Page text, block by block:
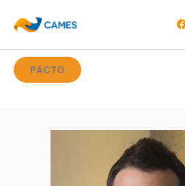
PACTO